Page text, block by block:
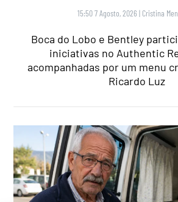
15:50 7 Agosto, 2026 | Cristina
Boca do Lobo e Bentley
iniciativas no Authentic
acompanhadas por um menu
Ricardo Luz